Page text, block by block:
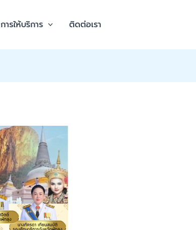
การให้บริการ ติดต่อเรา